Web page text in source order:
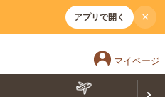
アプリで開く ×
マイページ